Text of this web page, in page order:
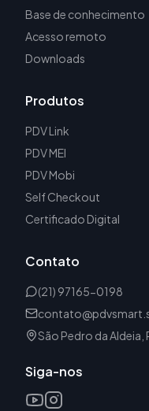
Base de conhecimento
Acesso remoto
Downloads
Produtos
PDV Link
PDV MEI
PDV Mobi
Self Checkout
Certificado Digital
Contato
(21) 97165-0198
São Pedro da Aldeia,
Siga-nos